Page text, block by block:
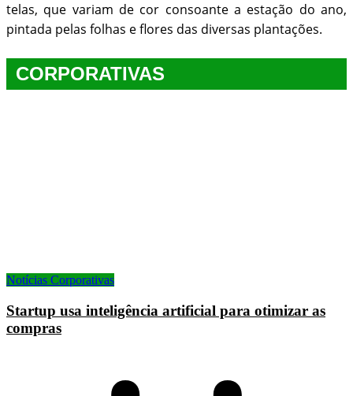
telas, que variam de cor consoante a estação do ano,
pintada pelas folhas e flores das diversas plantações.
CORPORATIVAS
Notícias Corporativas
Startup usa inteligência artificial para otimizar as
compras